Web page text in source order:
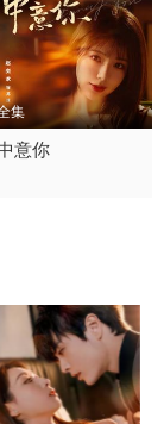
集
/ 中国大陆 /
意你